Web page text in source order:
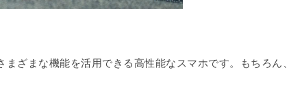
ざまな機能を活用できる高性能なスマホです。もちろん